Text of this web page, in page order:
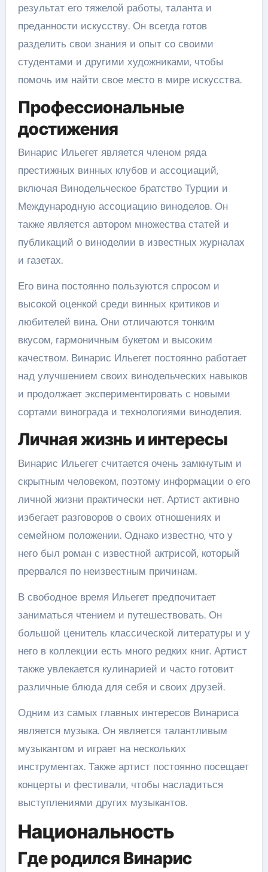
результат его тяжелой работы, таланта и
преданности искусству. Он всегда готов
разделить свои знания и опыт со своими
студентами и другими художниками, чтобы
помочь им найти свое место в мире искусства.
Профессиональные
достижения
Винарис Ильегет является членом ряда
престижных винных клубов и ассоциаций,
включая Винодельческое братство Турции и
Международную ассоциацию виноделов. Он
также является автором множества статей и
публикаций о виноделии в известных журналах
и газетах.
Его вина постоянно пользуются спросом и
высокой оценкой среди винных критиков и
любителей вина. Они отличаются тонким
вкусом, гармоничным букетом и высоким
качеством. Винарис Ильегет постоянно работает
над улучшением своих винодельческих навыков
и продолжает экспериментировать с новыми
сортами винограда и технологиями виноделия.
Личная жизнь и интересы
Винарис Ильегет считается очень замкнутым и
скрытным человеком, поэтому информации о его
личной жизни практически нет. Артист активно
избегает разговоров о своих отношениях и
семейном положении. Однако известно, что у
него был роман с известной актрисой, который
прервался по неизвестным причинам.
В свободное время Ильегет предпочитает
заниматься чтением и путешествовать. Он
большой ценитель классической литературы и у
него в коллекции есть много редких книг. Артист
также увлекается кулинарией и часто готовит
различные блюда для себя и своих друзей.
Одним из самых главных интересов Винариса
является музыка. Он является талантливым
музыкантом и играет на нескольких
инструментах. Также артист постоянно посещает
концерты и фестивали, чтобы насладиться
выступлениями других музыкантов.
Национальность
Где родился Винарис